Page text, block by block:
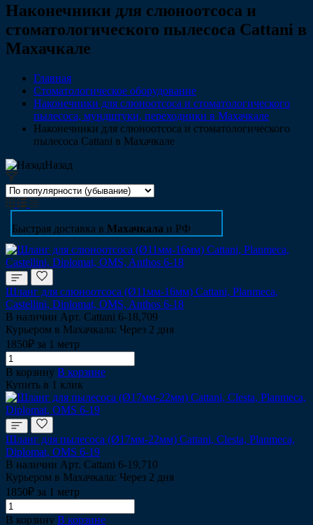
Наконечники для слюноотсоса и
стоматологического пылесоса Cattani в
Махачкале
Главная
Стоматологическое оборудование
Наконечники для слюноотсоса и стоматологического
пылесоса, мундштуки, переходники в Махачкале
Наконечники для слюноотсоса и стоматологического
пылесоса Cattani в Махачкале
Назад
Быстрая доставка в Махачкала и РФ
Шланг для слюноотсоса (Ø11мм-16мм) Сattani, Planmeca,
Castellini, Diplomat, OMS, Anthos 6-18
В наличии Арт. Сattani 6-18,709
Курьером в Махачкала: Через 2 дня
1850₽ за 1 метр
В корзину В корзине
Купить в 1 клик
Шланг для пылесоса (Ø17мм-22мм) Сattani, Сlesta, Planmeca,
Diplomat, OMS 6-19
В наличии Арт. Cattani 6-19,710
Курьером в Махачкала: Через 2 дня
1850₽ за 1 метр
В корзину В корзине